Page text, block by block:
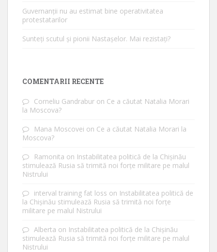
Guvernanții nu au estimat bine operativitatea
protestatarilor
Sunteți scutul și pionii Nastașelor. Mai rezistați?
COMENTARII RECENTE
Corneliu Gandrabur on Ce a căutat Natalia Morari
la Moscova?
Mana Moscovei on Ce a căutat Natalia Morari la
Moscova?
Ramonita on Instabilitatea politică de la Chișinău
stimulează Rusia să trimită noi forțe militare pe malul
Nistrului
interval training fat loss on Instabilitatea politică de
la Chișinău stimulează Rusia să trimită noi forțe
militare pe malul Nistrului
Alberta on Instabilitatea politică de la Chișinău
stimulează Rusia să trimită noi forțe militare pe malul
Nistrului